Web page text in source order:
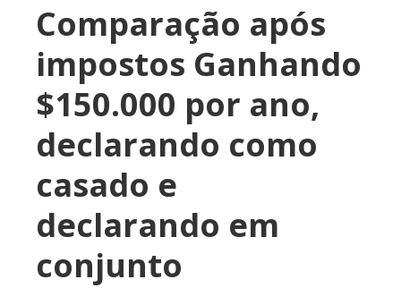
Comparação após
impostos Ganhando
$150.000 por ano,
declarando como
casado e
declarando em
conjunto